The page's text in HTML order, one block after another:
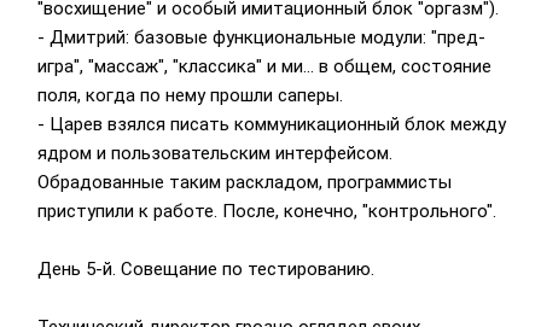
"восхищение" и особый имитационный блок "оргазм").
- Дмитрий: базовые функциональные модули: "пред-
игра", "массаж", "классика" и ми... в общем, состояние
поля, когда по нему прошли саперы.
- Царев взялся писать коммуникационный блок между
ядром и пользовательским интерфейсом.
Обрадованные таким раскладом, программисты
приступили к работе. После, конечно, "контрольного".
День 5-й. Совещание по тестированию.